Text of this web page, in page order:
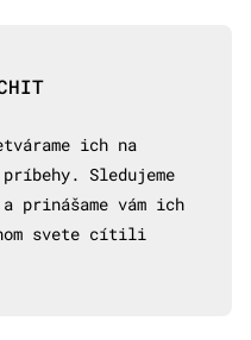
ich na
Sledujeme
prinášame vám ich
svete cítili